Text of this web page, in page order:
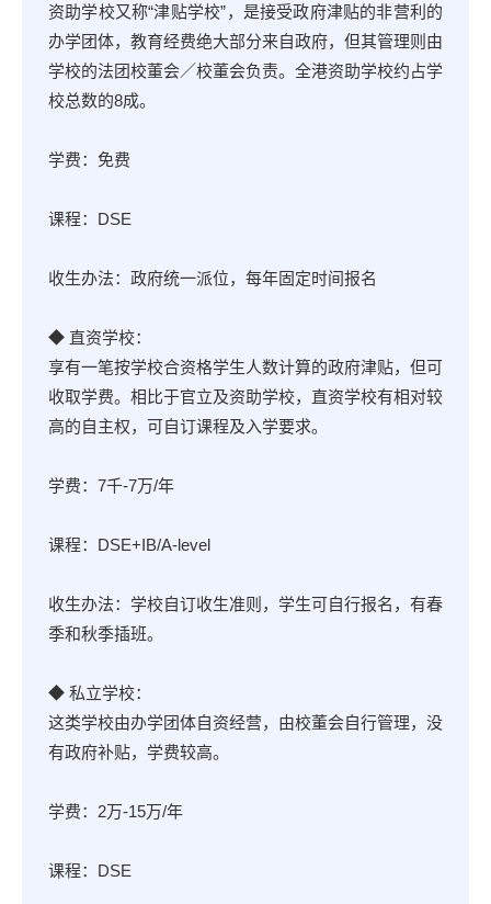
资助学校又称“津贴学校”，是接受政府津贴的非营利的
办学团体，教育经费绝大部分来自政府，但其管理则由
学校的法团校董会／校董会负责。全港资助学校约占学
校总数的8成。
学费：免费
课程：DSE
收生办法：政府统一派位，每年固定时间报名
◆ 直资学校：
享有一笔按学校合资格学生人数计算的政府津贴，但可
收取学费。相比于官立及资助学校，直资学校有相对较
高的自主权，可自订课程及入学要求。
学费：7千-7万/年
课程：DSE+IB/A-level
收生办法：学校自订收生准则，学生可自行报名，有春
季和秋季插班。
◆ 私立学校：
这类学校由办学团体自资经营，由校董会自行管理，没
有政府补贴，学费较高。
学费：2万-15万/年
课程：DSE